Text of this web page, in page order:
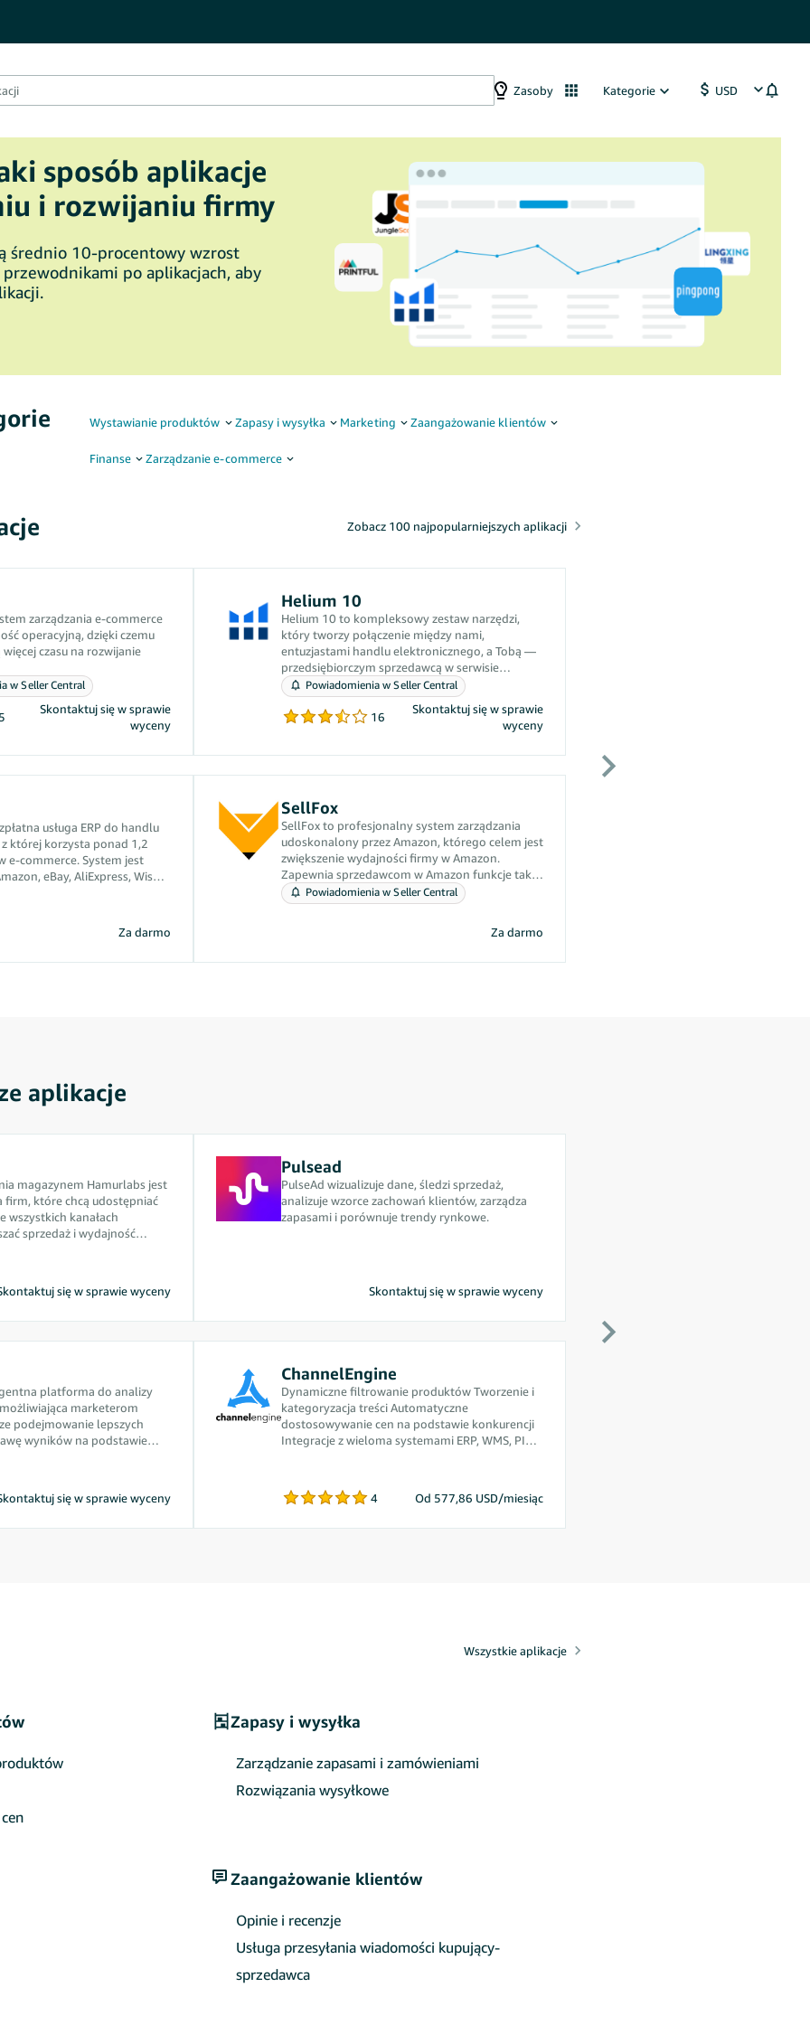
Zasoby Kategorie
sposób aplikacje
i rozwijaniu firmy
średnio 10-procentowy wzrost
po aplikacjach, aby
Wystawianie produktów Zapasy i wysyłka Marketing Zaangażowanie klientów
Finanse Zarządzanie e-commerce
Zobacz 100 najpopularniejszych aplikacji
zarządzania e-commerce
operacyjną, dzięki czemu
czasu na rozwijanie
w Seller Central
5
Skontaktuj się w sprawie
wyceny
Helium 10
Helium 10 to kompleksowy zestaw narzędzi,
który tworzy połączenie między nami,
entuzjastami handlu elektronicznego, a Tobą —
przedsiębiorczym sprzedawcą w serwisie
Amazon. Nasza codzienna praca skupia się na
rozwiązywaniu Twoich problemów.
Powiadomienia w Seller Central
16
Skontaktuj się w sprawie
wyceny
usługa ERP do handlu
której korzysta ponad 1,2
e-commerce. System jest
eBay, AliExpress, Wish i
System oferuje sprzedawcom
w ramach wielu kont i
Za darmo
SellFox
SellFox to profesjonalny system zarządzania
udoskonalony przez Amazon, którego celem jest
zwiększenie wydajności firmy w Amazon.
Zapewnia sprzedawcom w Amazon funkcje takie
jak zarządzanie produktem, zarządzanie
zamówieniami, realizacja FBA, zarządzanie
analizy finansowe, aby poprawić wydajność
Powiadomienia w Seller Central
Za darmo
aplikacje
magazynem Hamurlabs jest
firm, które chcą udostępniać
wszystkich kanałach
sprzedaż i wydajność
się w sprawie wyceny
Pulsead
PulseAd wizualizuje dane, śledzi sprzedaż,
analizuje wzorce zachowań klientów, zarządza
zapasami i porównuje trendy rynkowe.
Skontaktuj się w sprawie wyceny
platforma do analizy
marketerom
podejmowanie lepszych
wyników na podstawie
się w sprawie wyceny
ChannelEngine
Dynamiczne filtrowanie produktów Tworzenie i
kategoryzacja treści Automatyczne
dostosowywanie cen na podstawie konkurencji
Integracje z wieloma systemami ERP, WMS, PIM
4 Od 577,86 USD/miesiąc
Wszystkie aplikacje
Zapasy i wysyłka
Zarządzanie zapasami i zamówieniami
Rozwiązania wysyłkowe
Zaangażowanie klientów
Opinie i recenzje
Usługa przesyłania wiadomości kupujący-
sprzedawca